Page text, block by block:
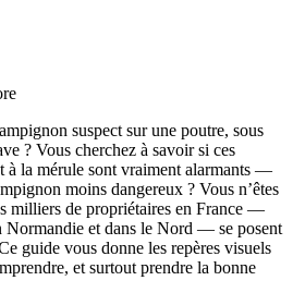
suspect sur une poutre, sous
? Vous cherchez à savoir si ces
à la mérule sont vraiment alarmants —
moins dangereux ? Vous n’êtes
milliers de propriétaires en France —
Normandie et dans le Nord — se posent
guide vous donne les repères visuels
et surtout prendre la bonne